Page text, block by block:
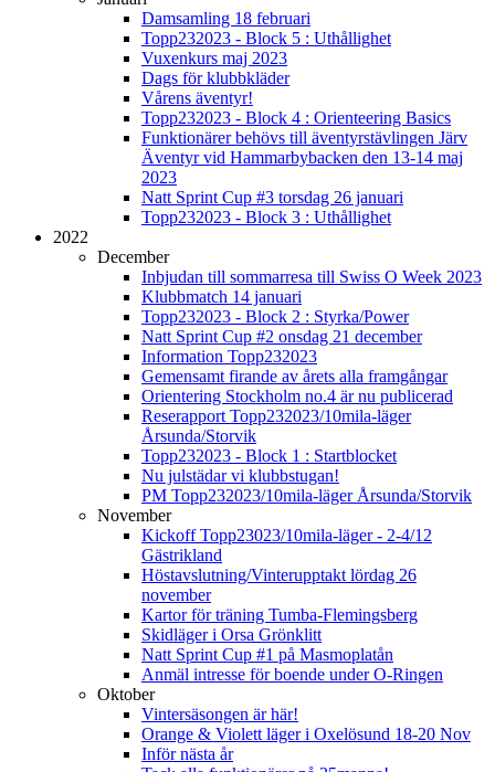
Damsamling 18 februari
Topp232023 - Block 5 : Uthållighet
Vuxenkurs maj 2023
Dags för klubbkläder
Vårens äventyr!
Topp232023 - Block 4 : Orienteering Basics
Funktionärer behövs till äventyrstävlingen Järv
Äventyr vid Hammarbybacken den 13-14 maj
2023
Natt Sprint Cup #3 torsdag 26 januari
Topp232023 - Block 3 : Uthållighet
2022
December
Inbjudan till sommarresa till Swiss O Week 2023
Klubbmatch 14 januari
Topp232023 - Block 2 : Styrka/Power
Natt Sprint Cup #2 onsdag 21 december
Information Topp232023
Gemensamt firande av årets alla framgångar
Orientering Stockholm no.4 är nu publicerad
Reserapport Topp232023/10mila-läger
Årsunda/Storvik
Topp232023 - Block 1 : Startblocket
Nu julstädar vi klubbstugan!
PM Topp232023/10mila-läger Årsunda/Storvik
November
Kickoff Topp23023/10mila-läger - 2-4/12
Gästrikland
Höstavslutning/Vinterupptakt lördag 26
november
Kartor för träning Tumba-Flemingsberg
Skidläger i Orsa Grönklitt
Natt Sprint Cup #1 på Masmoplatån
Anmäl intresse för boende under O-Ringen
Oktober
Vintersäsongen är här!
Orange & Violett läger i Oxelösund 18-20 Nov
Inför nästa år